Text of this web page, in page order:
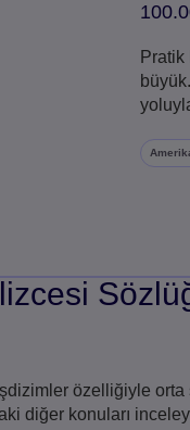
özelliğiyle orta
diğer konuları